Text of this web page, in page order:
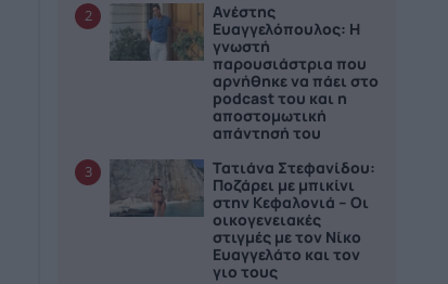
2
Ανέστης
Ευαγγελόπουλος: Η
γνωστή
παρουσιάστρια που
αρνήθηκε να πάει στο
podcast του και η
αποστομωτική
απάντησή του
3
Τατιάνα Στεφανίδου:
Ποζάρει με μπικίνι
στην Κεφαλονιά – Οι
οικογενειακές
στιγμές με τον Νίκο
Ευαγγελάτο και τον
γιο τους